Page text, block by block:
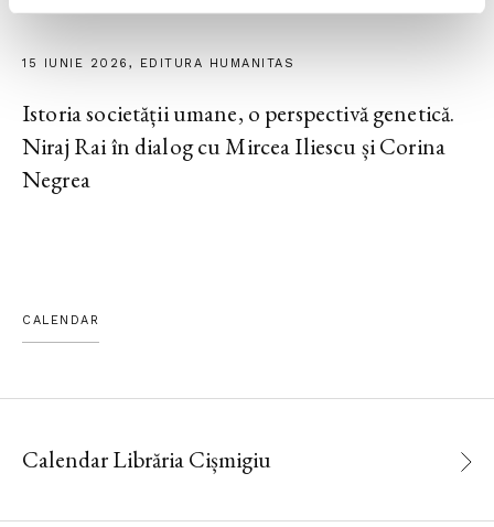
15 IUNIE 2026, EDITURA HUMANITAS
Istoria societății umane, o perspectivă genetică.
Niraj Rai în dialog cu Mircea Iliescu și Corina
Negrea
CALENDAR
Calendar Librăria Cișmigiu